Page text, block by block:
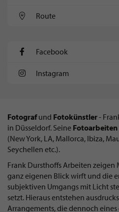
Route
Facebook
Instagram
Fotografund Fotokünstler-
in Düsseldorf. Seine Fotoarbeiten
(New York, LA, Mallorca, Ibiza,
Seychellen etc.).
Frank Dursthoffs Arbeiten zeigen
ganz eigenen Blick wirft und die
subjektiven Umgangs mit Licht
setzt. Hieraus entstehen
Arrangements, die dennoch